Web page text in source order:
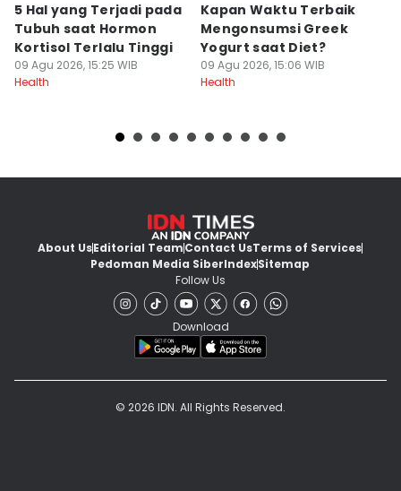
5 Hal yang Terjadi pada
Tubuh saat Hormon
Kortisol Terlalu Tinggi
09 Agu 2026, 15:25 WIB
Health
Kapan Waktu Terbaik
Mengonsumsi Greek
Yogurt saat Diet?
09 Agu 2026, 15:06 WIB
Health
About UsEditorial TeamContact UsTerms of Services
Pedoman Media SiberIndexSitemap
Follow Us
Download
© 2026 IDN. All Rights Reserved.